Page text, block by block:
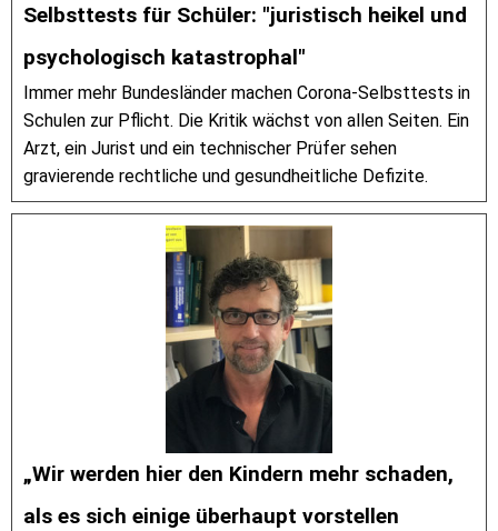
Selbsttests für Schüler: "juristisch heikel und
psychologisch katastrophal"
Immer mehr Bundesländer machen Corona-Selbsttests in
Schulen zur Pflicht. Die Kritik wächst von allen Seiten. Ein
Arzt, ein Jurist und ein technischer Prüfer sehen
gravierende rechtliche und gesundheitliche Defizite.
„Wir werden hier den Kindern mehr schaden,
als es sich einige überhaupt vorstellen